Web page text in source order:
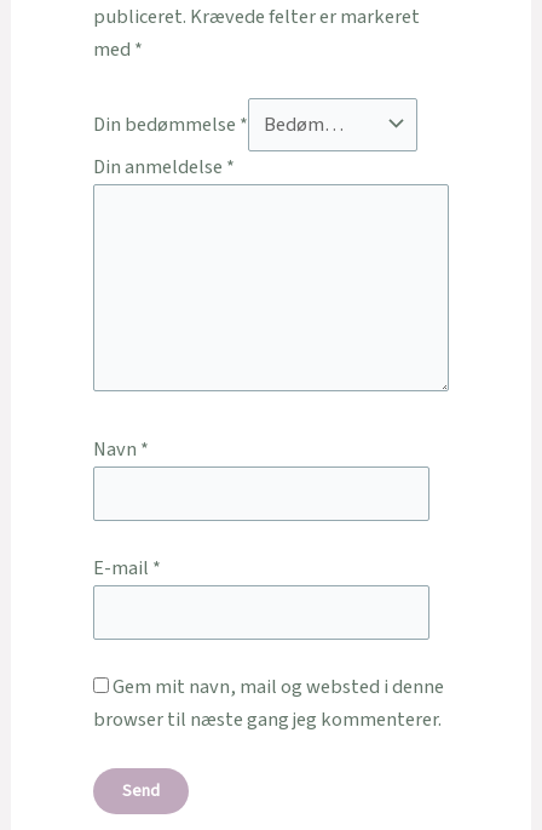
publiceret. Krævede felter er markeret
med *
Din bedømmelse *
Din anmeldelse *
Navn *
E-mail *
Gem mit navn, mail og websted i denne
browser til næste gang jeg kommenterer.